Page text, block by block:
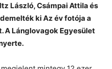
László, Csámpai Attila és
ki Az év fotója a
A Lánglovagok Egyesület